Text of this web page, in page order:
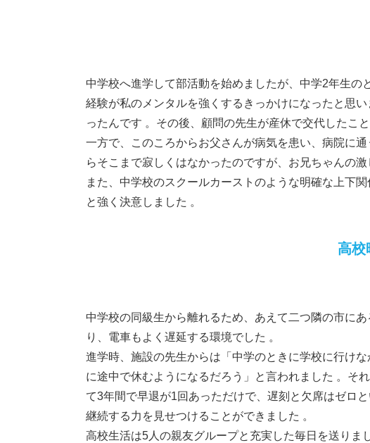
中学校へ進学して部活動を始めましたが、中学2年生
経験が私のメンタルを強くするきっかけになったと思
ったんです 。その後、顧問の先生が産休で交代したこ
一方で、このころからお父さんが病気を患い、病院に
らそこまで寂しくはなかったのですが、お兄ちゃんの
また、中学校のスクールカーストのような明確な上下
と強く決意しました 。
高校
中学校の同級生から離れるため、あえて二つ隣の市に
り、電車もよく遅延する環境でした 。
進学時、施設の先生からは「中学のときに学校に行け
に途中で休むようになるだろう」と言われました 。そ
て3年間で早退が1回あっただけで、遅刻と欠席はゼロ
継続する力を見せつけることができました 。
高校生活は5人の親友グループと充実した毎日を送り